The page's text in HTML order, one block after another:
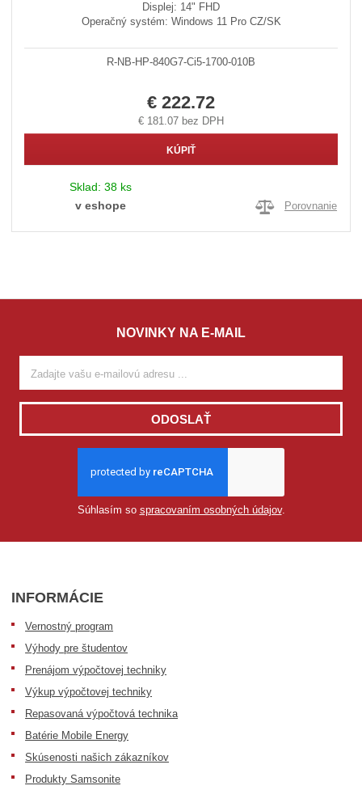
Displej: 14" FHD
Operačný systém: Windows 11 Pro CZ/SK
R-NB-HP-840G7-Ci5-1700-010B
€ 222.72
€ 181.07 bez DPH
KÚPIŤ
Sklad: 38 ks
v eshope
Porovnanie
NOVINKY NA E-MAIL
ODOSLAŤ
Súhlasím so spracovaním osobných údajov.
INFORMÁCIE
Vernostný program
Výhody pre študentov
Prenájom výpočtovej techniky
Výkup výpočtovej techniky
Repasovaná výpočtová technika
Batérie Mobile Energy
Skúsenosti našich zákazníkov
Produkty Samsonite